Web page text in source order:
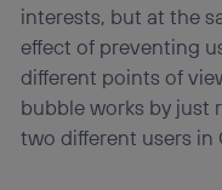
interests, but at the
effect of preventing
different points of
bubble works by just
two different users in